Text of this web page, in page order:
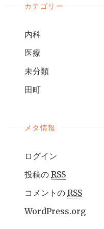
カテゴリー
内科
医療
未分類
田町
メタ情報
ログイン
投稿の RSS
コメントの RSS
WordPress.org